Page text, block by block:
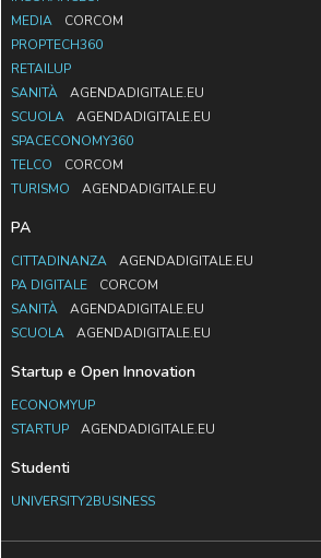
MEDIA
CORCOM
PROPTECH360
RETAILUP
SANITÀ
AGENDADIGITALE.EU
SCUOLA
AGENDADIGITALE.EU
SPACECONOMY360
TELCO
CORCOM
TURISMO
AGENDADIGITALE.EU
PA
CITTADINANZA
AGENDADIGITALE.EU
PA DIGITALE
CORCOM
SANITÀ
AGENDADIGITALE.EU
SCUOLA
AGENDADIGITALE.EU
Startup e Open Innovation
ECONOMYUP
STARTUP
AGENDADIGITALE.EU
Studenti
UNIVERSITY2BUSINESS